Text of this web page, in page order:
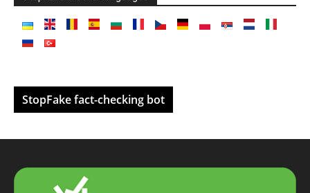
StopFake fact-checking bot